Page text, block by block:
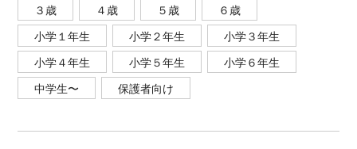
３歳 ４歳 ５歳
６歳
小学１年生
小学２年生
小学３年生
小学４年生
小学５年生
小学６年生
中学生〜
保護者向け